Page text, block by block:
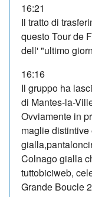
16:21
Il tratto di
questo Tour de
dell' "ultimo
16:16
Il gruppo ha
di Mantes-la-
Ovviamente in
maglie
Colnago gialla
tuttobiciweb,
Grande Boucle